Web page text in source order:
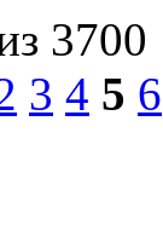
3700
3 4 5 6